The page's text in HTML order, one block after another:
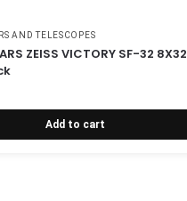
AND TELESCOPES
ZEISS VICTORY SF-32 8X32
Add to cart